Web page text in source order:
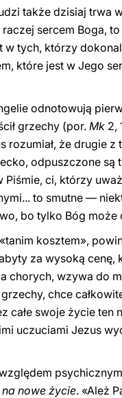
także dzisiaj trwa
sercem Boga,
tych, którzy
które jest w Jego
odnotowują
grzechy (por. Mk 2,
rozumiał, że drugie z
odpuszczone są
ci, którzy
to smutne —
bo tylko Bóg
kosztem»,
za wysoką
chorych, wzywa do
chce
całe swoje życie ten
uczuciami Jezus
nowe życie. «Ależ